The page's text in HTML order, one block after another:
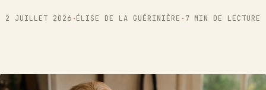
2 JUILLET 2026 ·ÉLISE DE LA GUÉRINIÈRE · 7 MIN DE LECTURE